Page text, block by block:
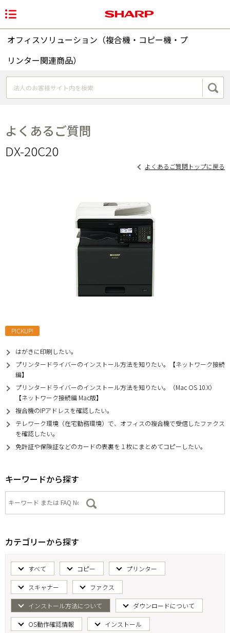
オフィスソリューション（複合機・コピー機・プ
リンター関連商品）
よくあるご質問
DX-20C20
よくあるご質問トップに戻る
PICKUP!
はがきに印刷したい。
プリンタードライバーのインストール方法を知りたい。【ネットワーク接続
編】
プリンタードライバーのインストール方法を知りたい。（Mac OS 10.X）
【ネットワーク接続編 Mac版】
複合機のIPアドレスを確認したい。
テレワーク環境（在宅勤務環境）で、オフィスの複合機で受信したファクス
を確認したい。
免許証や保険証などのカードの表裏を１枚にまとめてコピーしたい。
キーワードから探す
カテゴリーから探す
すべて コピー プリンター
スキャナー ファクス
インストール方法について ダウンロードについて
OS動作確認情報 インストール